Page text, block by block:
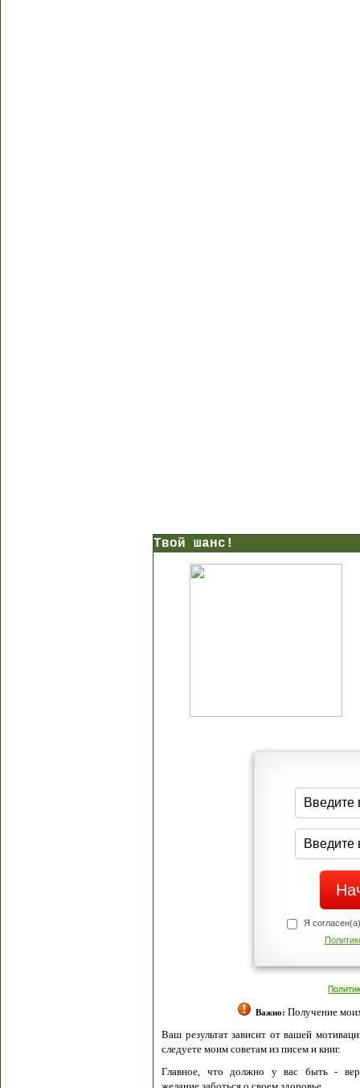
Твой шанс!
Я
Важно: Получение
Ваш результат зависит от вашей
следуете моим советам из писем и книг.
Главное, что должно у вас быть -